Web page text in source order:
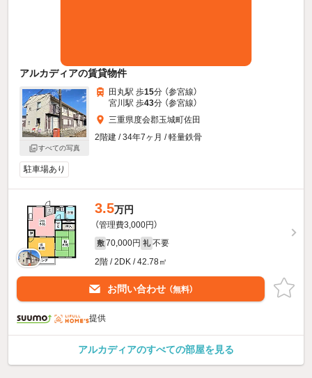
アルカディアの賃貸物件
すべての写真
田丸駅 歩15分 （参宮線）
宮川駅 歩43分 （参宮線）
三重県度会郡玉城町佐田
2階建 / 34年7ヶ月 / 軽量鉄骨
駐車場あり
3.5万円
（管理費3,000円）
敷 70,000円 礼 不要
2階 / 2DK / 42.78㎡
お問い合わせ （無料）
提供
アルカディアのすべての部屋を見る